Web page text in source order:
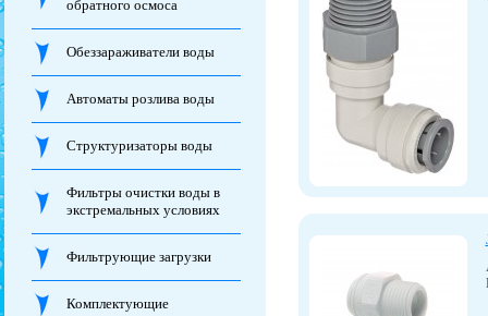
обратного осмоса
Обеззараживатели воды
Автоматы розлива воды
Структуризаторы воды
Фильтры очистки воды в
экстремальных условиях
Фильтрующие загрузки
Комплектующие